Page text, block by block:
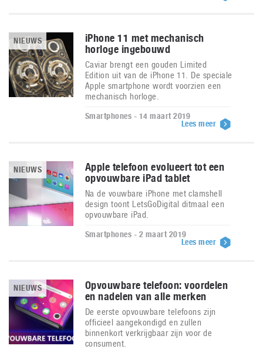
NIEUWS
iPhone 11 met mechanisch
horloge ingebouwd
Caviar brengt een gouden Limited
Edition uit van de iPhone 11. De speciale
Apple smartphone wordt voorzien een
mechanisch horloge.
Smartphones - 14 maart 2019
Lees meer
NIEUWS
Apple telefoon evolueert tot een
opvouwbare iPad tablet
Na de vouwbare iPhone met clamshell
design toont LetsGoDigital ditmaal een
opvouwbare iPad.
Smartphones - 2 maart 2019
Lees meer
NIEUWS
Opvouwbare telefoon: voordelen
en nadelen van alle merken
De eerste opvouwbare telefoons zijn
officieel aangekondigd en zullen
binnenkort verkrijgbaar zijn voor de
consument.